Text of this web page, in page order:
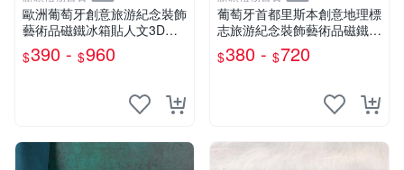
歐洲葡萄牙創意旅游紀念裝飾
藝術品磁鐵冰箱貼人文3D打
印留言貼
$390 - $960
葡萄牙首都里斯本創意地理標
志旅游紀念裝飾藝術品磁鐵冰
箱貼禮物
$380 - $720